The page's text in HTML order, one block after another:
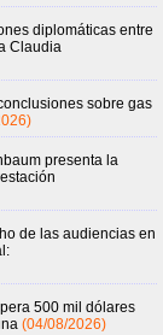
diplomáticas entre
Claudia
sobre gas
presenta la
de las audiencias en
500 mil dólares
(04/08/2026)